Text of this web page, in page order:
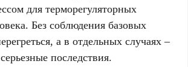
для терморегуляторных
Без соблюдения базовых
а в отдельных случаях –
последствия.